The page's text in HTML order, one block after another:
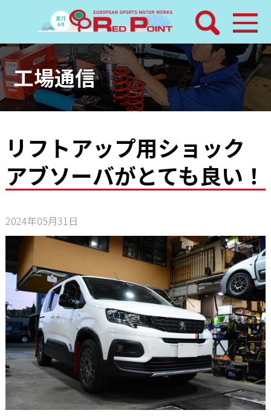
検索
ホーム
トピックス
レッドポイントパーツ
店舗案内
工場通信
お問い合わせ
工場通信
リフトアップ用ショック
アブソーバがとても良い！
2024年05月31日